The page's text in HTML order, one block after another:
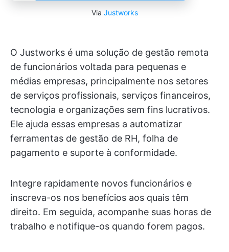
Via Justworks
O Justworks é uma solução de gestão remota
de funcionários voltada para pequenas e
médias empresas, principalmente nos setores
de serviços profissionais, serviços financeiros,
tecnologia e organizações sem fins lucrativos.
Ele ajuda essas empresas a automatizar
ferramentas de gestão de RH, folha de
pagamento e suporte à conformidade.
Integre rapidamente novos funcionários e
inscreva-os nos benefícios aos quais têm
direito. Em seguida, acompanhe suas horas de
trabalho e notifique-os quando forem pagos.